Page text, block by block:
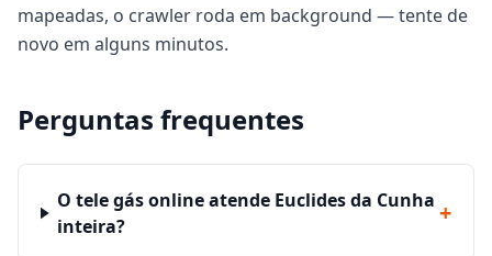
mapeadas, o crawler roda em background — tente de
novo em alguns minutos.
Perguntas frequentes
O tele gás online atende Euclides da Cunha
inteira?
+